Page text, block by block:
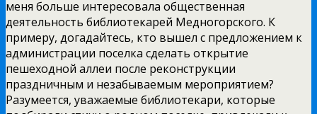
меня больше интересовала общественная
деятельность библиотекарей Медногорского. К
примеру, догадайтесь, кто вышел с предложением к
администрации поселка сделать открытие
пешеходной аллеи после реконструкции
праздничным и незабываемым мероприятием?
Разумеется, уважаемые библиотекари, которые